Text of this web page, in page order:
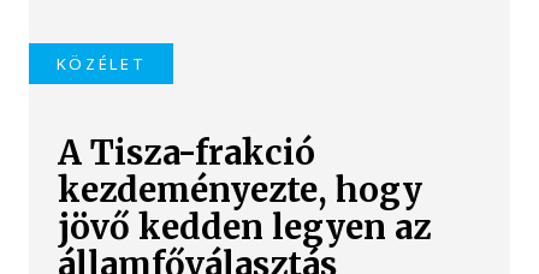
KÖZÉLET
A Tisza-frakció
kezdeményezte, hogy
jövő kedden legyen az
államfőválasztás